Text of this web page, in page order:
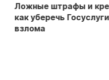
Ложные штрафы и
как уберечь Госуслуги
взлома